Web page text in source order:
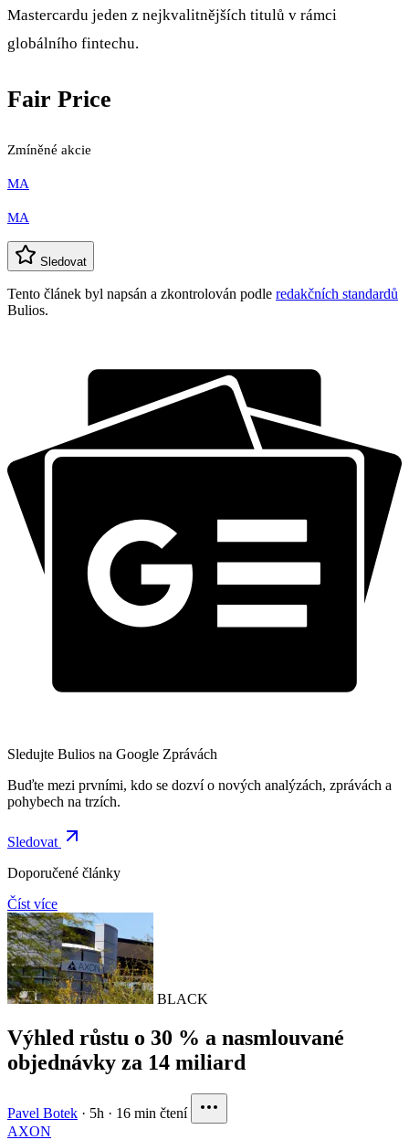
Mastercardu jeden z nejkvalitnějších titulů v rámci
globálního fintechu.
Fair Price
Zmíněné akcie
MA
MA
Sledovat
Tento článek byl napsán a zkontrolován podle redakčních standardů
Bulios.
Sledujte Bulios na Google Zprávách
Buďte mezi prvními, kdo se dozví o nových analýzách, zprávách a
pohybech na trzích.
Sledovat
Doporučené články
Číst více
BLACK
Výhled růstu o 30 % a nasmlouvané
objednávky za 14 miliard
Pavel Botek · 5h · 16 min čtení
AXON